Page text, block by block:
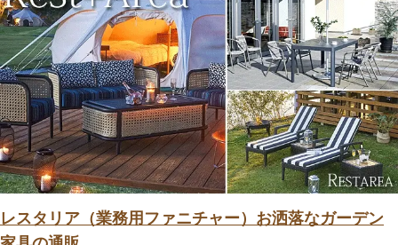
レスタリア（業務用ファニチャー）お洒落なガーデン